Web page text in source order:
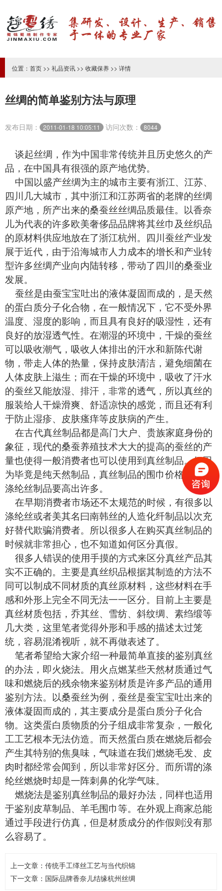
位置： 首页 >> 礼品资讯 >> 收藏保养 >> 详情
丝绸的简单鉴别方法与原理
发布日期： 2011-01-18 10:05:11 访问次数： 8044
谈起丝绸 ，作为中国非常传统并且历史悠久的产
品，在中国具有很强的原产地优势。
中国以盛产丝绸为主的城市主要有浙江、江苏、
四川几大城市，其中浙江和江苏两省的老牌的丝绸
原产地，所产出来的桑蚕丝丝绸品质最佳。以香奈
儿为代表的许多欧美奢侈品品牌将其丝巾及丝织品
的原材料供应地放在了浙江杭州。四川蚕丝产业发
展于近代，由于沿海城市人力成本的增长和产业转
型许多丝绸产业向内陆转移，带动了四川的桑蚕业
发展。
蚕丝是由蚕宝宝吐出的液体凝固而成的，是天然
的蛋白质分子化合物，在一般情况下，它不受外界
温度、湿度的影响，而且具有良好的吸湿性，还有
良好的放湿透气性。在潮湿的环境中，干燥的蚕丝
可以吸收潮气，吸收人体排出的汗水和新陈代谢
物，带走人体的热量，保持皮肤清洁，避免细菌在
人体皮肤上滋生；而在干燥的环境中，吸收了汗水
的蚕丝又能放湿、排汗，非常的透气，所以真丝的
服装给人干燥滑爽、舒适凉快的感觉，而且还有利
于防止湿疹、皮肤瘙痒等皮肤病的产生。
在古代真丝制品都是高门大户、贵族家庭身份的
象征，现代的桑蚕养殖技术大大的提高的蚕丝的产
量也使得一般消费者也可以使用到真丝制品。但因
为毕竟是纯天然制品，真丝制品的围巾价格比同类
涤纶丝制品要高出许多。
在早期消费者市场还不太规范的时候，有很多以
涤纶丝或者美其名曰南韩丝的人造化纤制品以次充
好替代欺骗消费者。所以很多人在购买真丝制品的
时候就非常担心，也不知道如何区分真假。
很多人错误的使用手摸的方式来区分真丝产品其
实不正确的。主要是真丝织品根据其制造的方法不
同可以制成不同材质的真丝原材料，这些材料在手
感和外形上完全不同无法一一区分。目前上主要是
真丝材质包括，乔其丝、雪纺、斜纹绸、素绉缎等
几大类，这里笔者觉得外形和手感的描述太过笼
统，容易混淆视听，就不再做表述了。
笔者希望给大家介绍一种最简单直接的鉴别真丝
的办法，即火烧法。用火点燃某些天然材质通过气
味和燃烧后的残余物来鉴别材质是许多产品的通用
鉴别方法。以桑蚕丝为例，蚕丝是蚕宝宝吐出来的
液体凝固而成的，其主要成分是蛋白质分子化合
物。这类蛋白质物质的分子组成非常复杂，一般化
工工艺根本无法仿造。而天然蛋白质在燃烧后都会
产生其特别的焦臭味，气味道在我们燃烧毛发、皮
肉时都经常会闻到，所以非常好区分。而所谓的涤
纶丝燃烧时却是一阵刺鼻的化学气味。
燃烧法是鉴别真丝制品的最好办法，同样也适用
于鉴别皮草制品、羊毛围巾等。在外观上商家总能
通过手段进行仿真，但是材质成分的作假则没有那
么容易了。
上一文章： 传统手工缂丝工艺与当代织锦
下一文章： 国际品牌香奈儿结缘杭州丝绸